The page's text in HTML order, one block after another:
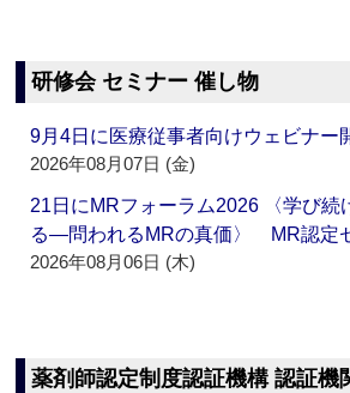
研修会 セミナー 催し物
9月4日に医療従事者向けウェビナ
2026年08月07日 (金)
21日にMRフォーラム2026 〈学び続
る―問われるMRの真価〉 MR認定
2026年08月06日 (木)
薬剤師認定制度認証機構 認証機